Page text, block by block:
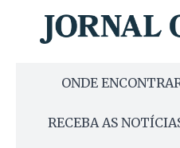
ONDE
RECEBA AS